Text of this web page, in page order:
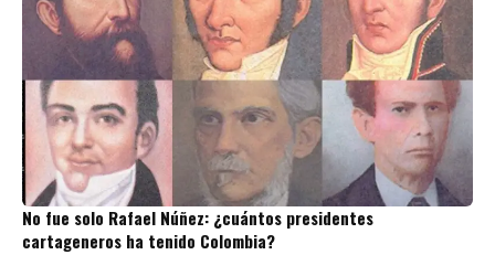
No fue solo Rafael Núñez: ¿cuántos presidentes
cartageneros ha tenido Colombia?